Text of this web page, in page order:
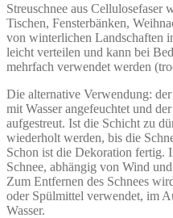
Streuschnee aus
Tischen, Fensterbänken,
von winterlichen Landschaften
leicht verteilen und kann bei
mehrfach verwendet werden
Die alternative Verwendung:
mit Wasser angefeuchtet und
aufgestreut. Ist die Schicht zu
wiederholt werden, bis die
Schon ist die Dekoration fertig.
Schnee, abhängig von Wind
Zum Entfernen des Schnees
oder Spülmittel verwendet, im
Wasser.